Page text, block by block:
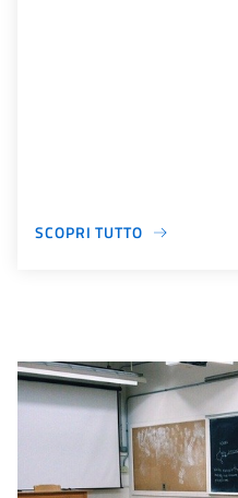
SCOPRI TUTTO